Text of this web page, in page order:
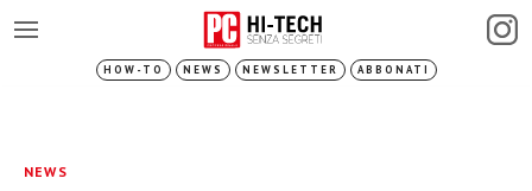
HOW-TO NEWS NEWSLETTER ABBONATI
NEWS